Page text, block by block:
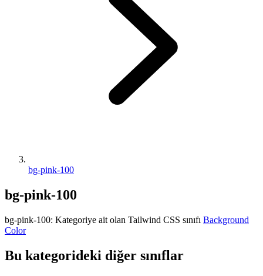
bg-pink-100
bg-pink-100
bg-pink-100: Kategoriye ait olan Tailwind CSS sınıfı Background
Color
Bu kategorideki diğer sınıflar